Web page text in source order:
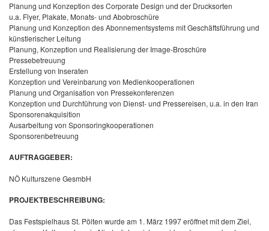
Planung und Konzeption des Corporate Design und der Drucksorten
u.a. Flyer, Plakate, Monats- und Abobroschüre
Planung und Konzeption des Abonnementsystems mit Geschäftsführung und
künstlerischer Leitung
Planung, Konzeption und Realisierung der Image-Broschüre
Pressebetreuung
Erstellung von Inseraten
Konzeption und Vereinbarung von Medienkooperationen
Planung und Organisation von Pressekonferenzen
Konzeption und Durchführung von Dienst- und Pressereisen, u.a. in den Iran
Sponsorenakquisition
Ausarbeitung von Sponsoringkooperationen
Sponsorenbetreuung
AUFTRAGGEBER:
NÖ Kulturszene GesmbH
PROJEKTBESCHREIBUNG:
Das Festspielhaus St. Pölten wurde am 1. März 1997 eröffnet mit dem Ziel,